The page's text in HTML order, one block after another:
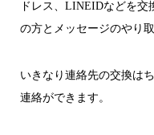
ドレス、LINEIDなどを
の方とメッセージのやり
いきなり連絡先の交換は
連絡ができます。